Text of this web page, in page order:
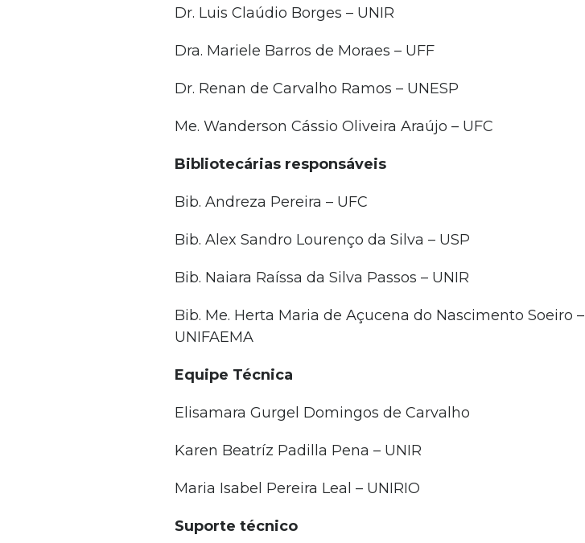
Dr. Luis Claúdio Borges – UNIR
Dra. Mariele Barros de Moraes – UFF
Dr. Renan de Carvalho Ramos – UNESP
Me. Wanderson Cássio Oliveira Araújo – UFC
Bibliotecárias responsáveis
Bib. Andreza Pereira – UFC
Bib. Alex Sandro Lourenço da Silva – USP
Bib. Naiara Raíssa da Silva Passos – UNIR
Bib. Me. Herta Maria de Açucena do Nascimento Soeiro –
UNIFAEMA
Equipe Técnica
Elisamara Gurgel Domingos de Carvalho
Karen Beatríz Padilla Pena – UNIR
Maria Isabel Pereira Leal – UNIRIO
Suporte técnico